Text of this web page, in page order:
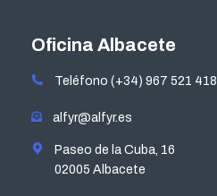
Oficina Albacete
Teléfono (+34) 967 521 418
alfyr@alfyr.es
Paseo de la Cuba, 16
02005 Albacete
opens
new
opens
new
opens
new
opens
new